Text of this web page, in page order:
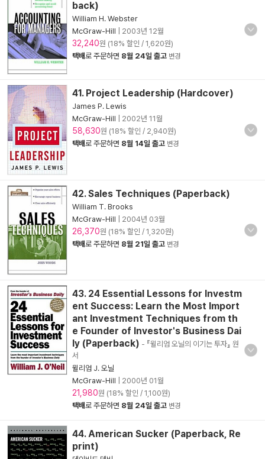
back)
William H. Webster
McGraw-Hill
2003년 12월
32,240원 (18% 할인 / 1,620원)
택배로 주문하면 8월 24일 출고 변경
41. Project Leadership (Hardcover)
James P. Lewis
McGraw-Hill
2002년 11월
58,630원 (18% 할인 / 2,940원)
택배로 주문하면 8월 14일 출고 변경
42. Sales Techniques (Paperback)
William T. Brooks
McGraw-Hill
2004년 03월
26,370원 (18% 할인 / 1,320원)
택배로 주문하면 8월 21일 출고 변경
43. 24 Essential Lessons for Investm
ent Success: Learn the Most Import
ant Investment Techniques from th
e Founder of Investor's Business Dai
ly (Paperback) - 『윌리엄 오닐의 이기는 투자』 원
서
윌리엄 J. 오닐
McGraw-Hill
2000년 01월
21,980원 (18% 할인 / 1,100원)
택배로 주문하면 8월 24일 출고 변경
44. American Sucker (Paperback, Re
print)